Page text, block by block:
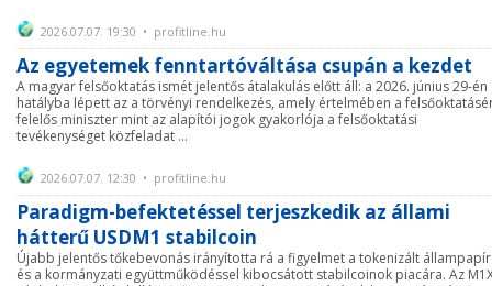
2026.07.07. 19:30 • profitline.hu
Az egyetemek fenntartóváltása csupán a kezdet
A magyar felsőoktatás ismét jelentős átalakulás előtt áll: a 2026. június 29-én
hatályba lépett az a törvényi rendelkezés, amely értelmében a
felelős miniszter mint az alapítói jogok gyakorlója a felsőoktatási
tevékenységet közfeladat ...
2026.07.07. 12:30 • profitline.hu
Paradigm-befektetéssel terjeszkedik az állami
hátterű USDM1 stabilcoin
Újabb jelentős tőkebevonás irányította rá a figyelmet a tokenizált
és a kormányzati együttműködéssel kibocsátott stabilcoinok piacára. Az